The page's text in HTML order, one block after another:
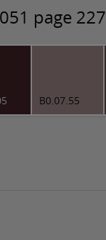
page 227
B0.07.55